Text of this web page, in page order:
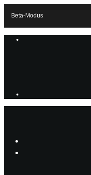
Beta-Modus